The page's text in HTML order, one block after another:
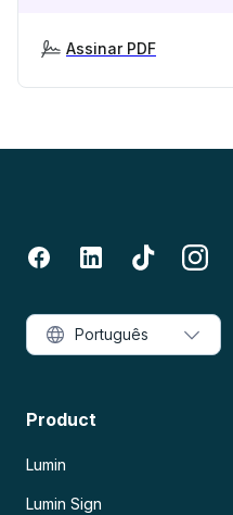
Assinar PDF
Product
Lumin
Lumin Sign
Português